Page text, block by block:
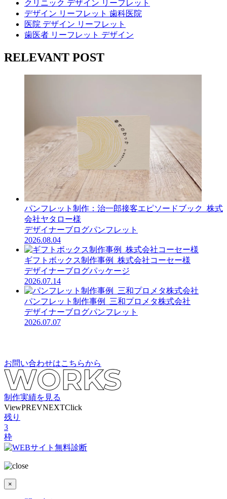
クリニック デザイン リーフレット
デザイン リーフレット 歯科医院
医院 デザイン リーフレット
歯医者 リーフレット デザイン
RELEVANT POST
パンフレット制作：治一郎接客エピソードブック_株式
会社ヤタロー様
デザイナーブログパンフレット
2026.08.04
ギフトボックス制作事例_株式会社コーセー様
デザイナーブログパッケージ
2026.07.14
パンフレット制作事例_三和プロメタ株式会社
デザイナーブログパンフレット
2026.07.07
お問い合わせはこちらから
制作実績を見る
ViewPREVNEXTClick
残り
3
枠
×